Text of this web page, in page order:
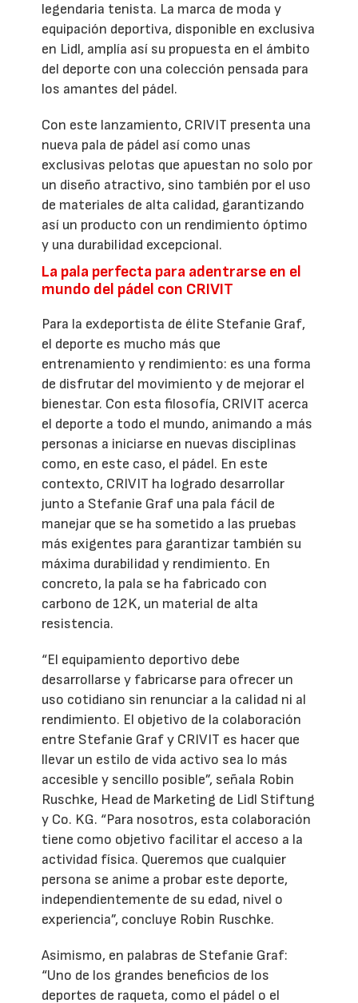
legendaria tenista. La marca de moda y
equipación deportiva, disponible en exclusiva
en Lidl, amplía así su propuesta en el ámbito
del deporte con una colección pensada para
los amantes del pádel.
Con este lanzamiento, CRIVIT presenta una
nueva pala de pádel así como unas
exclusivas pelotas que apuestan no solo por
un diseño atractivo, sino también por el uso
de materiales de alta calidad, garantizando
así un producto con un rendimiento óptimo
y una durabilidad excepcional.
La pala perfecta para adentrarse en el
mundo del pádel con CRIVIT
Para la exdeportista de élite Stefanie Graf,
el deporte es mucho más que
entrenamiento y rendimiento: es una forma
de disfrutar del movimiento y de mejorar el
bienestar. Con esta filosofía, CRIVIT acerca
el deporte a todo el mundo, animando a más
personas a iniciarse en nuevas disciplinas
como, en este caso, el pádel. En este
contexto, CRIVIT ha logrado desarrollar
junto a Stefanie Graf una pala fácil de
manejar que se ha sometido a las pruebas
más exigentes para garantizar también su
máxima durabilidad y rendimiento. En
concreto, la pala se ha fabricado con
carbono de 12K, un material de alta
resistencia.
“El equipamiento deportivo debe
desarrollarse y fabricarse para ofrecer un
uso cotidiano sin renunciar a la calidad ni al
rendimiento. El objetivo de la colaboración
entre Stefanie Graf y CRIVIT es hacer que
llevar un estilo de vida activo sea lo más
accesible y sencillo posible”, señala Robin
Ruschke, Head de Marketing de Lidl Stiftung
y Co. KG. “Para nosotros, esta colaboración
tiene como objetivo facilitar el acceso a la
actividad física. Queremos que cualquier
persona se anime a probar este deporte,
independientemente de su edad, nivel o
experiencia”, concluye Robin Ruschke.
Asimismo, en palabras de Stefanie Graf:
“Uno de los grandes beneficios de los
deportes de raqueta, como el pádel o el